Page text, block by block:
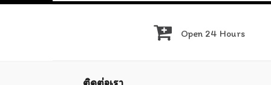
Open 24 Hours
ติดต่อเรา